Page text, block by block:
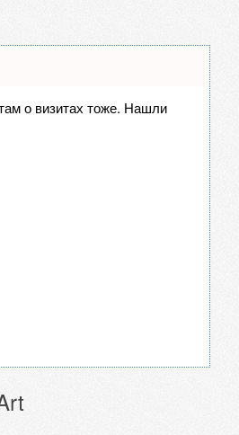
о визитах тоже. Нашли